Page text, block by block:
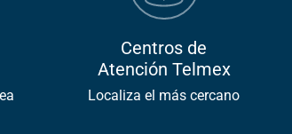
Centros de
Atención Telmex
Localiza el más cercano